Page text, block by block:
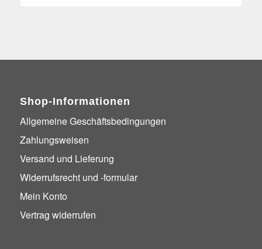
Shop-Informationen
Allgemeine Geschäftsbedingungen
Zahlungsweisen
Versand und Lieferung
Widerrufsrecht und -formular
Mein Konto
Vertrag widerrufen